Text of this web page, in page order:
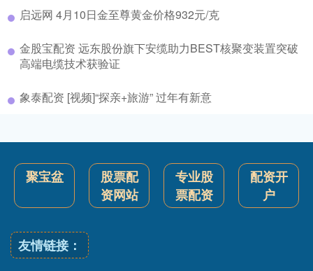
启远网 4月10日金至尊黄金价格932元/克
金股宝配资 远东股份旗下安缆助力BEST核聚变装置突破
高端电缆技术获验证
象泰配资 [视频]“探亲+旅游” 过年有新意
聚宝盆
股票配
资网站
专业股
票配资
配资开
户
友情链接：